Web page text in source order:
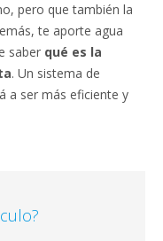
pero que también la
te aporte agua
saber qué es la
. Un sistema de
a ser más eficiente y